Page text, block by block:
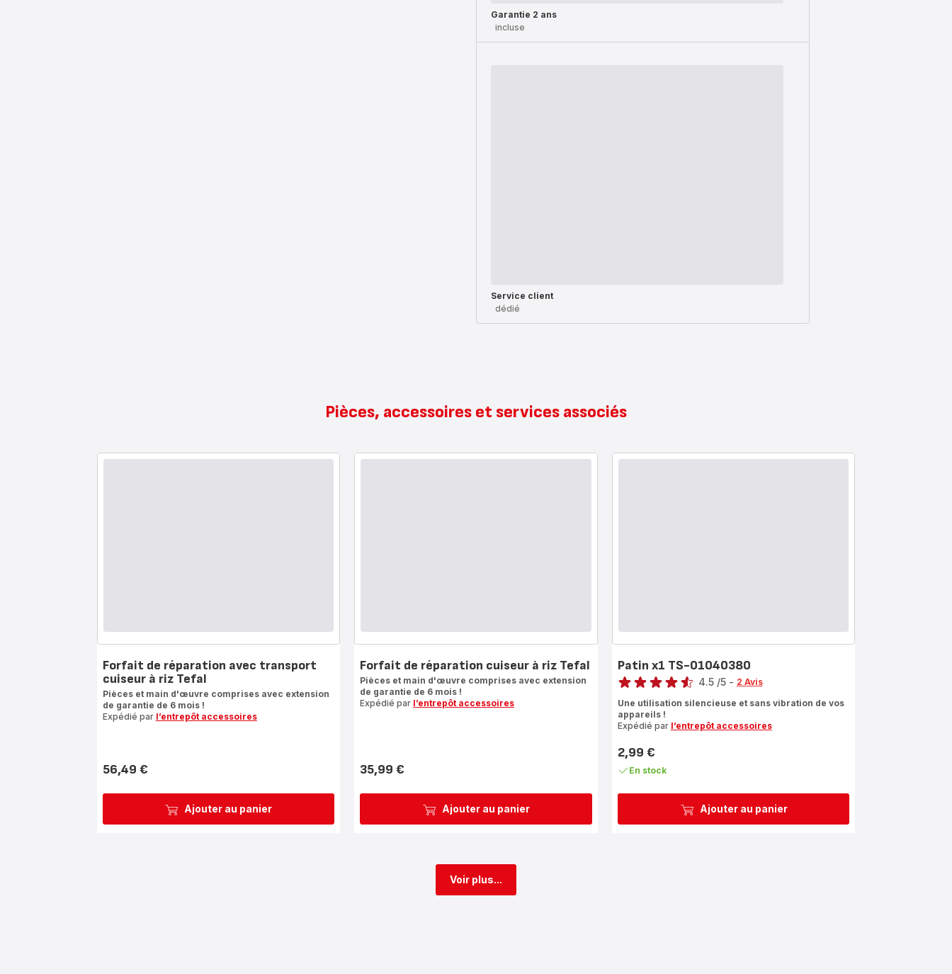
Garantie 2 ans
incluse
Service client
dédié
Pièces, accessoires et services associés
Ajouter au panier
Forfait de réparation avec transport
cuiseur à riz Tefal
Pièces et main d'œuvre comprises avec extension
de garantie de 6 mois !
Expédié par l’entrepôt accessoires
Prix
56,49 €
Ajouter au panier
Forfait de réparation cuiseur à riz Tefal
Pièces et main d'œuvre comprises avec extension
de garantie de 6 mois !
Expédié par l’entrepôt accessoires
Prix
35,99 €
Ajouter au panier
Patin x1 TS-01040380
Note
4.5 /5 - 2 Avis
Une utilisation silencieuse et sans vibration de vos
appareils !
Expédié par l’entrepôt accessoires
Prix
2,99 €
En stock
Voir plus...